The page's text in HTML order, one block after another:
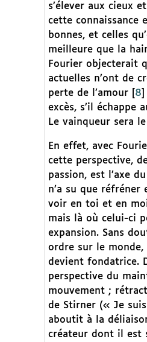
s’élever aux cieux
cette connaissance
bonnes, et celles
meilleure que la
Fourier objecterait
actuelles n’ont de
perte de l’amour[ 8
excès, s’il échappe
Le vainqueur sera
En effet, avec
cette perspective,
passion, est l’axe
n’a su que
voir en toi et en moi
mais là où celui-ci
expansion. Sans
ordre sur le
devient fondatrice.
perspective du
mouvement ;
de Stirner (« Je
aboutit à la
créateur dont il est